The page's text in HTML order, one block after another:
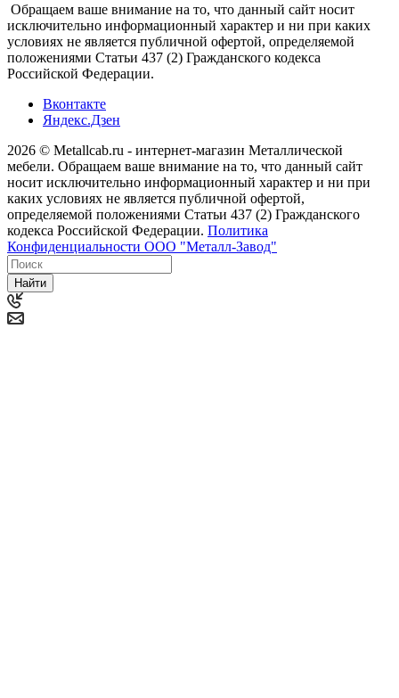
Обращаем ваше внимание на то, что данный сайт носит
исключительно информационный характер и ни при каких
условиях не является публичной офертой, определяемой
положениями Статьи 437 (2) Гражданского кодекса
Российской Федерации.
Вконтакте
Яндекс.Дзен
2026 © Metallcab.ru - интернет-магазин Металлической
мебели. Обращаем ваше внимание на то, что данный сайт
носит исключительно информационный характер и ни при
каких условиях не является публичной офертой,
определяемой положениями Статьи 437 (2) Гражданского
кодекса Российской Федерации. Политика
Конфиденциальности ООО "Металл-Завод"
Найти